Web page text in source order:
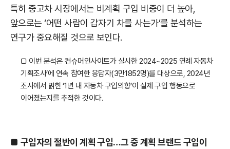
특히 중고차 시장에서는 비계획 구입 비중이 더 높아,
앞으로는 ‘어떤 사람이 갑자기 차를 사는가’를 분석하는
연구가 중요해질 것으로 보인다.
□ 이번 분석은 컨슈머인사이트가 실시한 2024~2025 연례 자동차
기획조사’에 연속 참여한 응답자(3만1852명)를 대상으로, 2024년
조사에서 밝힌 ‘1년 내 자동차 구입의향’이 실제 구입 행동으로
이어졌는지를 추적한 것이다.
■ 구입자의 절반이 계획 구입…그 중 계획 브랜드 구입이